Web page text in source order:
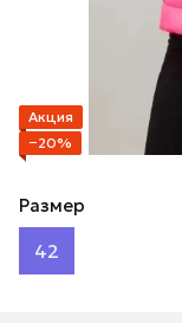
Акция
−20%
Размер
42